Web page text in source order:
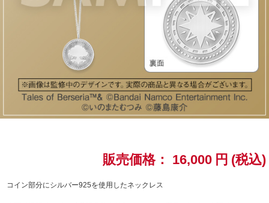
スサノオマジック
ラブライブ！シリーズ
販売価格： 16,000 円 (税込)
コイン部分にシルバー925を使用したネックレス